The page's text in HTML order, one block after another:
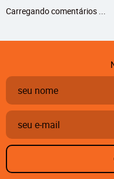
Carregando comentários ...